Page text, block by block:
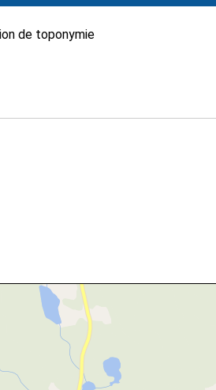
de toponymie